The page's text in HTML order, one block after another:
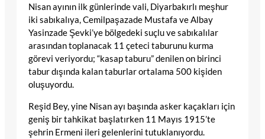
Nisan ayının ilk günlerinde vali, Diyarbakırlı meşhur
iki sabıkalıya, Cemilpaşazade Mustafa ve Albay
Yasinzade Şevki’ye bölgedeki suçlu ve sabıkalılar
arasından toplanacak 11 çeteci taburunu kurma
görevi veriyordu; “kasap taburu” denilen on birinci
tabur dışında kalan taburlar ortalama 500 kişiden
oluşuyordu.
Reşid Bey, yine Nisan ayı başında asker kaçakları için
geniş bir tahkikat başlatırken 11 Mayıs 1915’te
şehrin Ermeni ileri gelenlerini tutuklanıyordu.